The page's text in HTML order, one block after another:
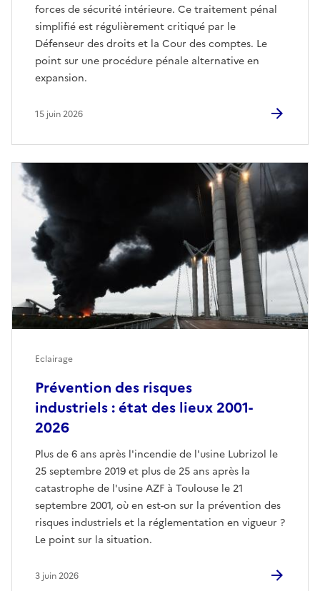
forces de sécurité intérieure. Ce traitement pénal
simplifié est régulièrement critiqué par le
Défenseur des droits et la Cour des comptes. Le
point sur une procédure pénale alternative en
expansion.
15 juin 2026
Prévention des risques
industriels : état des lieux 2001-
2026
Plus de 6 ans après l'incendie de l'usine Lubrizol le
25 septembre 2019 et plus de 25 ans après la
catastrophe de l'usine AZF à Toulouse le 21
septembre 2001, où en est-on sur la prévention des
risques industriels et la réglementation en vigueur ?
Le point sur la situation.
Eclairage
3 juin 2026